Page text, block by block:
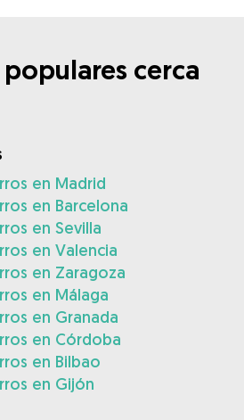
cerca
en Madrid
en Barcelona
en Sevilla
en Valencia
en Zaragoza
en Málaga
en Granada
en Córdoba
en Bilbao
en Gijón